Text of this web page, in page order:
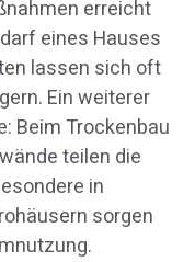
erreicht
eines Hauses
lassen sich oft
Ein weiterer
Beim Trockenbau
teilen die
in
sorgen